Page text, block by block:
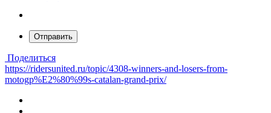
Отправить
Поделиться
https://ridersunited.ru/topic/4308-winners-and-losers-from-
motogp%E2%80%99s-catalan-grand-prix/